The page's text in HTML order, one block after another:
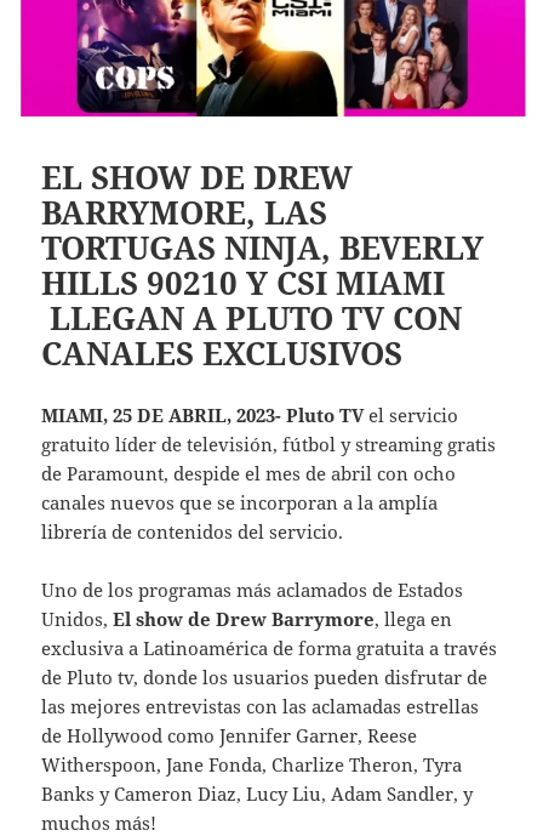
EL SHOW DE DREW
BARRYMORE, LAS
TORTUGAS NINJA, BEVERLY
HILLS 90210 Y CSI MIAMI
LLEGAN A PLUTO TV CON
CANALES EXCLUSIVOS
MIAMI, 25 DE ABRIL, 2023- Pluto TVel servicio
gratuito líder de televisión, fútbol y streaming gratis
de Paramount, despide el mes de abril con ocho
canales nuevos que se incorporan a la amplía
librería de contenidos del servicio.
Uno de los programas más aclamados de Estados
Unidos,El show de Drew Barrymore, llega en
exclusiva a Latinoamérica de forma gratuita a través
de Pluto tv, donde los usuarios pueden disfrutar de
las mejores entrevistas con las aclamadas estrellas
de Hollywood como Jennifer Garner, Reese
Witherspoon, Jane Fonda, Charlize Theron, Tyra
Banks y Cameron Diaz, Lucy Liu, Adam Sandler, y
muchos más!